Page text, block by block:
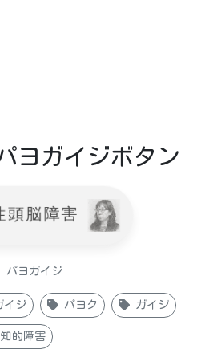
ヨガイジボタン
頭脳障害
パヨガイジ
イジ パヨク ガイジ
的障害